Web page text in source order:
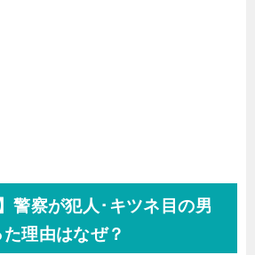
警察が犯人･キツネ目の男
理由はなぜ？